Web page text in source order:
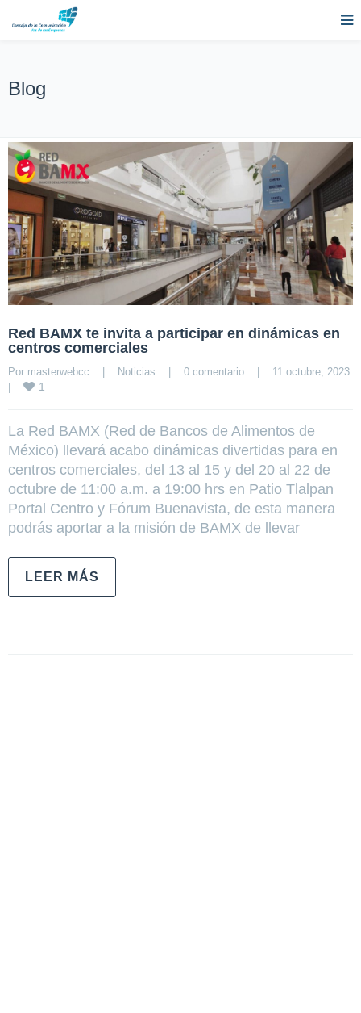
Blog
Red BAMX te invita a participar en dinámicas en
centros comerciales
Por masterwebcc | Noticias | 0 comentario |
|
1
La Red BAMX (Red de Bancos de Alimentos de
México) llevará acabo dinámicas divertidas para en
centros comerciales, del 13 al 15 y del 20 al 22 de
octubre de 11:00 a.m. a 19:00 hrs en Patio Tlalpan
Portal Centro y Fórum Buenavista, de esta manera
podrás aportar a la misión de BAMX de llevar
LEER MÁS